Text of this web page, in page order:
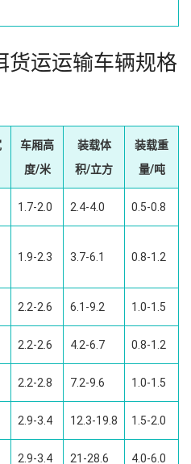
货运运输车辆规格
车厢高
度/米
装载体
积/立方
装载重
量/吨
1.7-2.0 2.4-4.0 0.5-0.8
1.9-2.3 3.7-6.1 0.8-1.2
2.2-2.6 6.1-9.2 1.0-1.5
2.2-2.6 4.2-6.7 0.8-1.2
2.2-2.8 7.2-9.6 1.0-1.5
2.9-3.4 12.3-19.8 1.5-2.0
2.9-3.4 21-28.6 4.0-6.0